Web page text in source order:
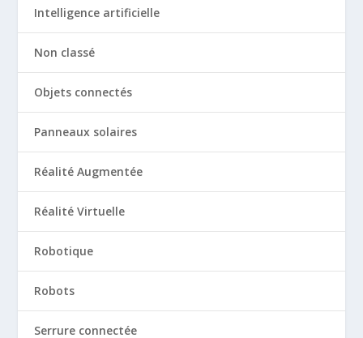
Intelligence artificielle
Non classé
Objets connectés
Panneaux solaires
Réalité Augmentée
Réalité Virtuelle
Robotique
Robots
Serrure connectée